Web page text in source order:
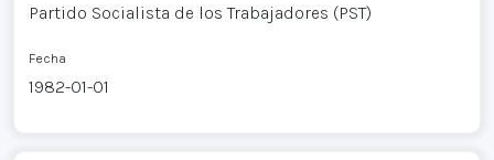
Partido Socialista de los Trabajadores (PST)
Fecha
1982-01-01